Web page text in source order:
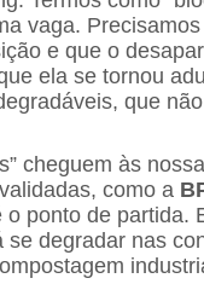
vaga.
e que o
ela se tornou
que
cheguem às
como a
ponto de partida.
degradar nas